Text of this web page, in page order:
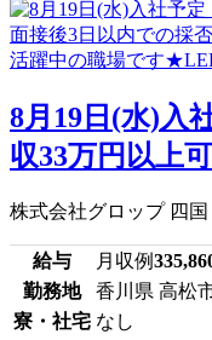
8月19日(水)入
収33万円以上
株式会社グロップ 四
給与 月収例
勤務地
香川県 高松
寮・社宅 なし